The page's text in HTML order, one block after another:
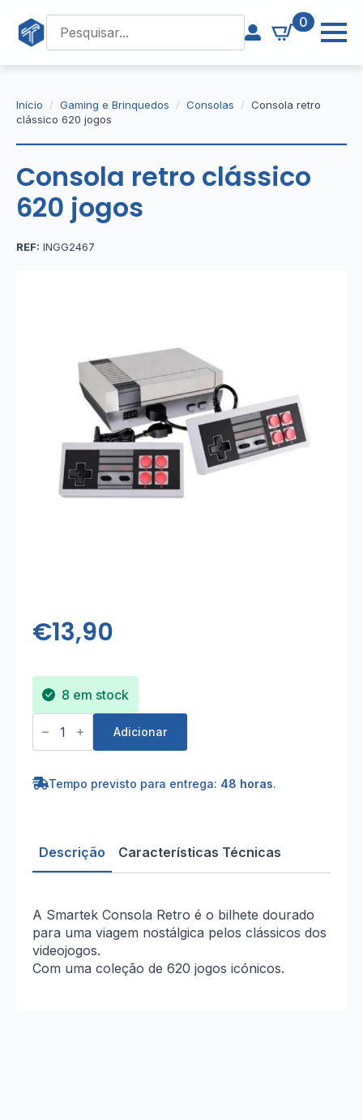
0
Início Gaming e Brinquedos Consolas
Consola retro
clássico 620 jogos
Consola retro clássico
620 jogos
REF: INGG2467
€13,90
8 em stock
Quantidade
de
Consola
620
Adicionar
Tempo previsto para entrega: 48 horas.
Descrição Características Técnicas
A Smartek Consola Retro é o bilhete dourado
para uma viagem nostálgica pelos clássicos dos
videojogos.
Com uma coleção de 620 jogos icónicos.